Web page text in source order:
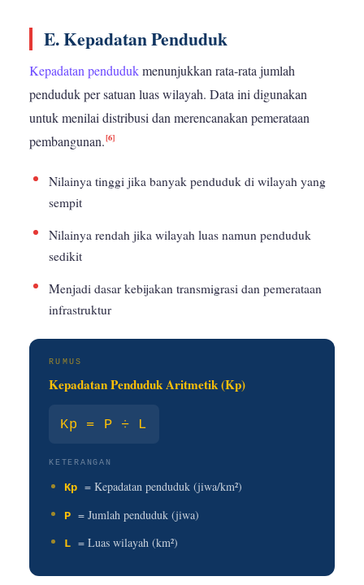
E. Kepadatan Penduduk
Kepadatan pendudukmenunjukkan rata-rata jumlah
penduduk per satuan luas wilayah. Data ini digunakan
untuk menilai distribusi dan merencanakan pemerataan
pembangunan.[6]
Nilainya tinggi jika banyak penduduk di wilayah yang
sempit
Nilainya rendah jika wilayah luas namun penduduk
sedikit
Menjadi dasar kebijakan transmigrasi dan pemerataan
infrastruktur
RUMUS
Kepadatan Penduduk Aritmetik (Kp)
Kp = P ÷ L
KETERANGAN
Kp = Kepadatan penduduk (jiwa/km²)
P = Jumlah penduduk (jiwa)
L = Luas wilayah (km²)